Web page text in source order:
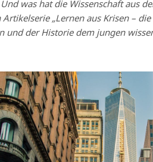
was hat die Wissenschaft aus
„Lernen aus Krisen –
und der Historie dem jungen